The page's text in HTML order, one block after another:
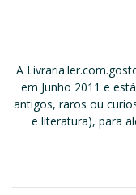
A
em Junho 2011 e
antigos, raros ou
e literatura), para